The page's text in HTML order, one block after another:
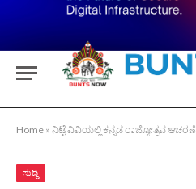
Home » ನಿಟ್ಟೆ ವಿವಿಯಲ್ಲಿ ಕನ್ನಡ ರಾಜ್ಯೋತ್ಸವ ಆಚರಣೆ
ಸುದ್ದಿ